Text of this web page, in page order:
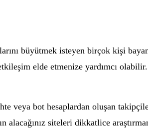
büyütmek isteyen birçok kişi
elde etmenize yardımcı
bot hesaplardan oluşan
alacağınız siteleri dikkatlice